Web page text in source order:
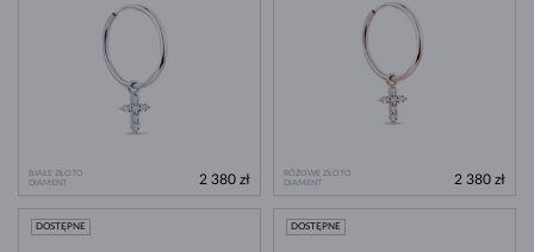
BIAŁE ZŁOTO
DIAMENT
2 380 zł
RÓŻOWE ZŁOTO
DIAMENT
2 380 zł
DOSTĘPNE DOSTĘPNE